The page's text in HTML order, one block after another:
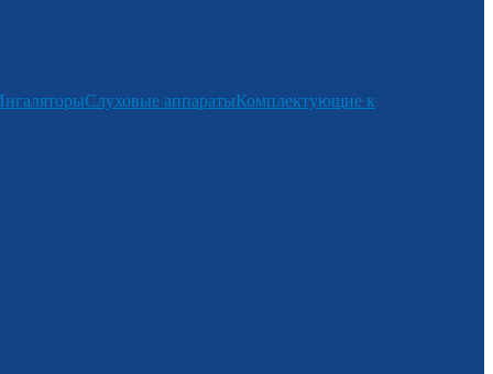
Слуховые аппаратыКомплектующие к